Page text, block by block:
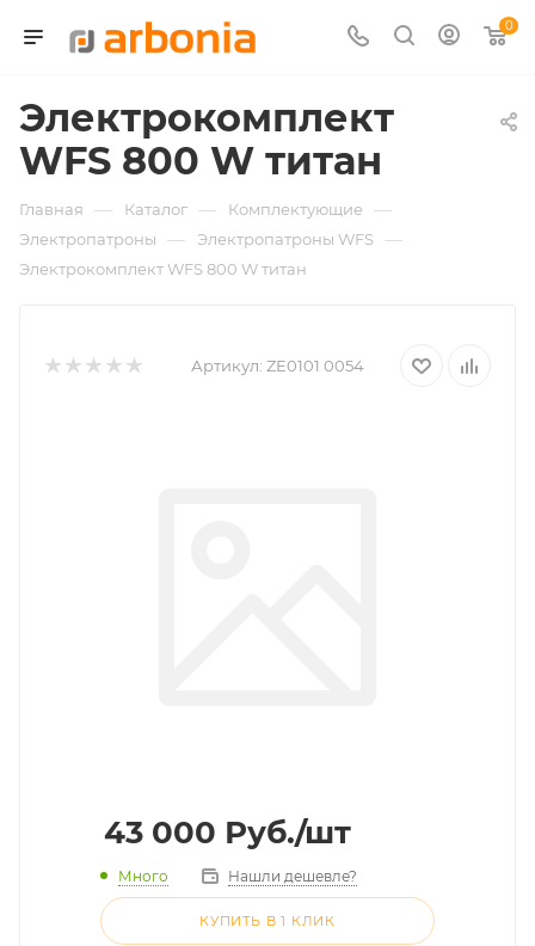
0
Электрокомплект
WFS 800 W титан
Главная — Каталог — Комплектующие —
Электропатроны — Электропатроны WFS —
Электрокомплект WFS 800 W титан
Артикул: ZE0101 0054
43 000 Руб./шт
Много Нашли дешевле?
КУПИТЬ В 1 КЛИК